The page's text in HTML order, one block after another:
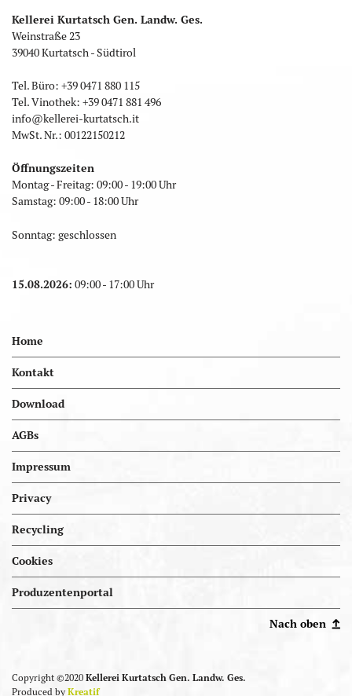
Kellerei Kurtatsch Gen. Landw. Ges.
Weinstraße 23
39040 Kurtatsch - Südtirol
Tel. Büro: +39 0471 880 115
Tel. Vinothek: +39 0471 881 496
info@kellerei-kurtatsch.it
MwSt. Nr.: 00122150212
Öffnungszeiten
Montag - Freitag: 09:00 - 19:00 Uhr
Samstag: 09:00 - 18:00 Uhr
Sonntag: geschlossen
15.08.2026: 09:00 - 17:00 Uhr
Home
Kontakt
Download
AGBs
Impressum
Privacy
Recycling
Cookies
Produzentenportal
Portal.kellereien
Nach oben
Copyright ©2020 Kellerei Kurtatsch Gen. Landw. Ges.
Produced by Kreatif